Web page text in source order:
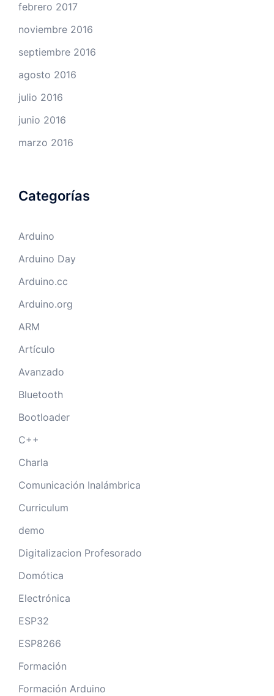
febrero 2017
noviembre 2016
septiembre 2016
agosto 2016
julio 2016
junio 2016
marzo 2016
Categorías
Arduino
Arduino Day
Arduino.cc
Arduino.org
ARM
Artículo
Avanzado
Bluetooth
Bootloader
C++
Charla
Comunicación Inalámbrica
Curriculum
demo
Digitalizacion Profesorado
Domótica
Electrónica
ESP32
ESP8266
Formación
Formación Arduino